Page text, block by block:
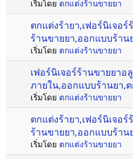
เริ่มโดย ตกแต่งร้านขายยา
ตกแต่งร้ายา,เฟอร์นิเจอ
ร้านขายยา,ออกแบบร้าน
เริ่มโดย ตกแต่งร้านขายยา
เฟอร์นิเจอร์ร้านขายยาอ
ภายใน,ออกแบบร้านยา,
เริ่มโดย ตกแต่งร้านขายยา
ตกแต่งร้ายา,เฟอร์นิเจอ
ร้านขายยา,ออกแบบร้าน
เริ่มโดย ตกแต่งร้านขายยา